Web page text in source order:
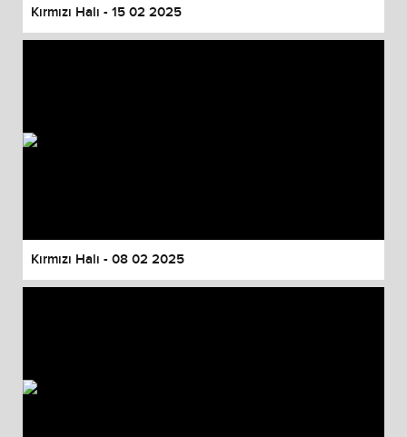
Kırmızı Halı - 15 02 2025
Kırmızı Halı - 08 02 2025